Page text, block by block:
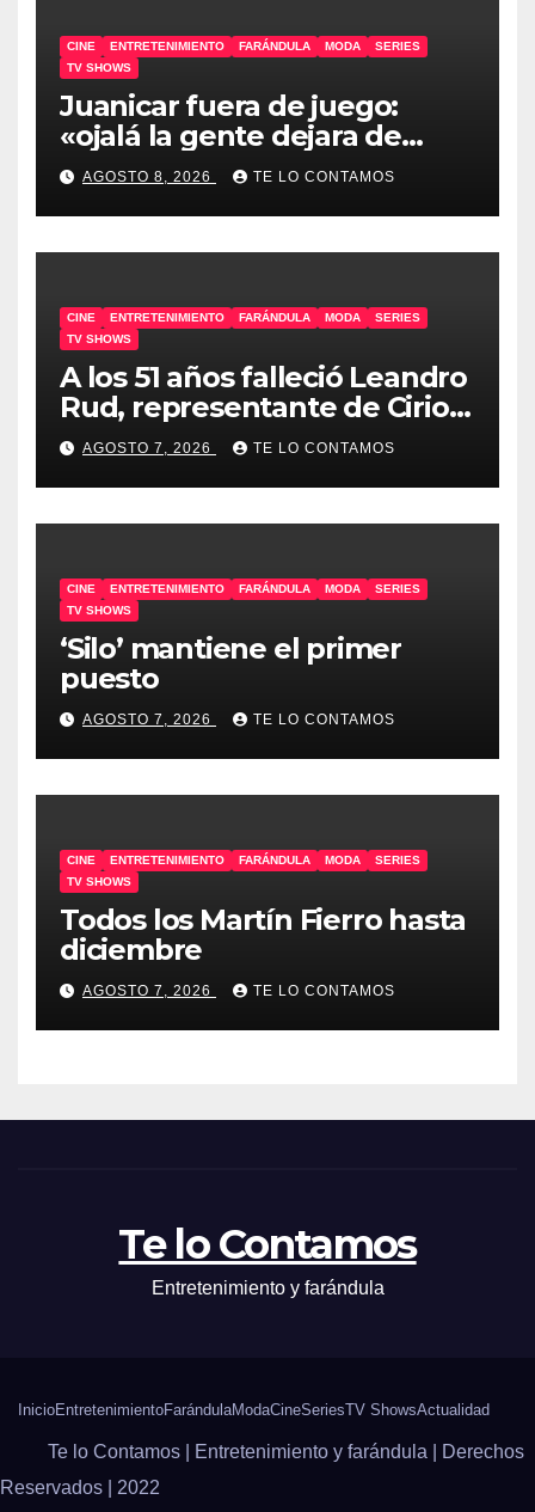
CINE ENTRETENIMIENTO FARÁNDULA MODA
SERIES
TV SHOWS
Juanicar fuera de juego:
«ojalá la gente dejara de
odiar tanto»
AGOSTO 8, 2026 TE LO CONTAMOS
CINE ENTRETENIMIENTO FARÁNDULA MODA
SERIES
TV SHOWS
A los 51 años falleció Leandro
Rud, representante de Cirio,
Loly, Marengo y Maglietti
AGOSTO 7, 2026 TE LO CONTAMOS
CINE ENTRETENIMIENTO FARÁNDULA MODA
SERIES
TV SHOWS
‘Silo’ mantiene el primer
puesto
AGOSTO 7, 2026 TE LO CONTAMOS
CINE ENTRETENIMIENTO FARÁNDULA MODA
SERIES
TV SHOWS
Todos los Martín Fierro hasta
diciembre
AGOSTO 7, 2026 TE LO CONTAMOS
Te lo Contamos
Entretenimiento y farándula
InicioEntretenimientoFarándulaModaCineSeriesTV ShowsActualidad